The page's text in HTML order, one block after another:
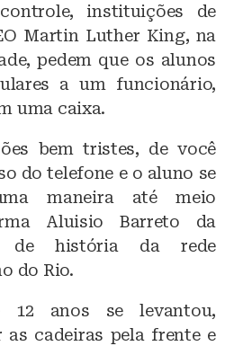
instituições de
Martin Luther King, na
pedem que os alunos
a um funcionário,
uma caixa.
bem tristes, de você
do telefone e o aluno se
maneira até meio
Aluisio Barreto da
de história da rede
do Rio.
12 anos se levantou,
as cadeiras pela frente e